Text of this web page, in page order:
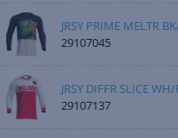
JRSY PRIME MELTR
29107045
JRSY DIFFR SLICE
29107137